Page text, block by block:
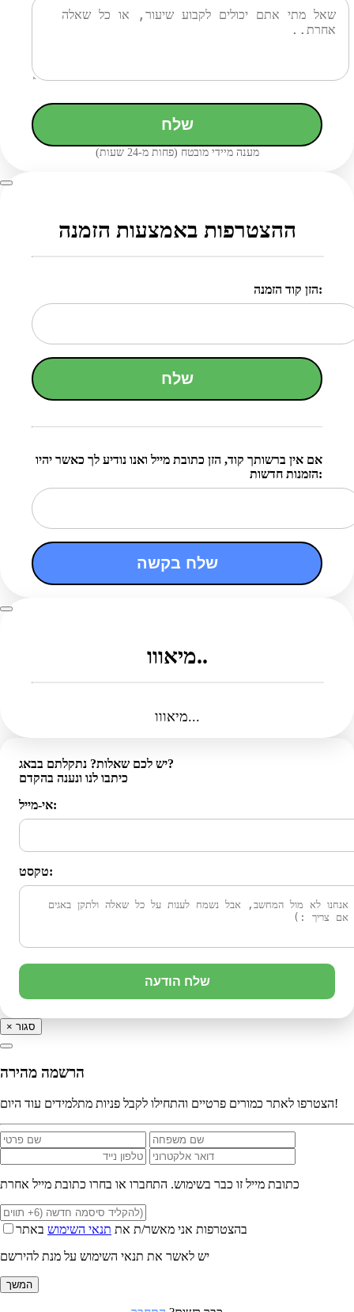
שלח
מענה מיידי מובטח (פחות מ-24 שעות)
ההצטרפות באמצעות הזמנה
הזן קוד הזמנה:
שלח
אם אין ברשותך קוד, הזן כתובת מייל ואנו נודיע לך כאשר יהיו
הזמנות חדשות:
שלח בקשה
מיאווו..
מיאווו...
יש לכם שאלות? נתקלתם בבאג?
כיתבו לנו ונענה בהקדם
אי-מייל:
טקסט:
שלח הודעה
× סגור
הרשמה מהירה
הצטרפו לאתר כמורים פרטיים והתחילו לקבל פניות מתלמידים עוד היום!
כתובת מייל זו כבר בשימוש. התחברו או בחרו כתובת מייל אחרת
בהצטרפות אני מאשר/ת את תנאי השימוש באתר
יש לאשר את תנאי השימוש על מנת להירשם
המשך